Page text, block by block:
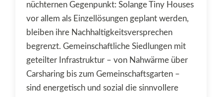
nüchternen Gegenpunkt: Solange Tiny Houses
vor allem als Einzellösungen geplant werden,
bleiben ihre Nachhaltigkeitsversprechen
begrenzt. Gemeinschaftliche Siedlungen mit
geteilter Infrastruktur – von Nahwärme über
Carsharing bis zum Gemeinschaftsgarten –
sind energetisch und sozial die sinnvollere